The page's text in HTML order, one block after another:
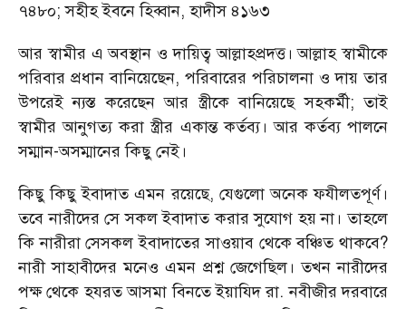
৭৪৮০; সহীহ ইবনে হিব্বান, হাদীস ৪১৬৩
আর স্বামীর এ অবস্থান ও দায়িত্ব আল্লাহপ্রদত্ত। আল্লাহ স্বামীকে
পরিবার প্রধান বানিয়েছেন, পরিবারের পরিচালনা ও দায় তার
উপরেই ন্যস্ত করেছেন আর স্ত্রীকে বানিয়েছে সহকর্মী; তাই
স্বামীর আনুগত্য করা স্ত্রীর একান্ত কর্তব্য। আর কর্তব্য পালনে
সম্মান-অসম্মানের কিছু নেই।
কিছু কিছু ইবাদাত এমন রয়েছে, যেগুলো অনেক ফযীলতপূর্ণ।
তবে নারীদের সে সকল ইবাদাত করার সুযোগ হয় না। তাহলে
কি নারীরা সেসকল ইবাদাতের সাওয়াব থেকে বঞ্চিত থাকবে?
নারী সাহাবীদের মনেও এমন প্রশ্ন জেগেছিল। তখন নারীদের
পক্ষ থেকে হযরত আসমা বিনতে ইয়াযিদ রা. নবীজীর দরবারে